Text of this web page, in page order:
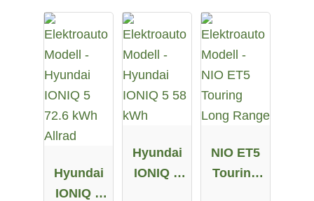
Hyundai
IONIQ 5
Hyundai
IONIQ 5
NIO ET5
Touring